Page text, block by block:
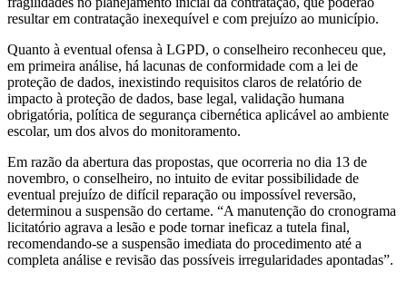
resultar em contratação inexequível e com prejuízo ao município.
Quanto à eventual ofensa à LGPD, o conselheiro reconheceu que,
em primeira análise, há lacunas de conformidade com a lei de
proteção de dados, inexistindo requisitos claros de relatório de
impacto à proteção de dados, base legal, validação humana
obrigatória, política de segurança cibernética aplicável ao ambiente
escolar, um dos alvos do monitoramento.
Em razão da abertura das propostas, que ocorreria no dia 13 de
novembro, o conselheiro, no intuito de evitar possibilidade de
eventual prejuízo de difícil reparação ou impossível reversão,
determinou a suspensão do certame. “A manutenção do cronograma
licitatório agrava a lesão e pode tornar ineficaz a tutela final,
recomendando-se a suspensão imediata do procedimento até a
completa análise e revisão das possíveis irregularidades apontadas”.